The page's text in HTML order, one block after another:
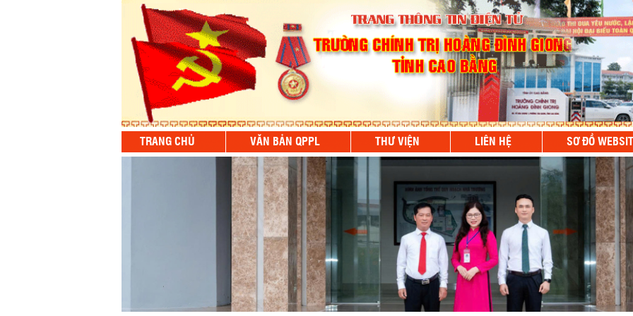
TRANG CHỦ VĂN BẢN QPPL THƯ VIỆN LIÊN HỆ SƠ ĐỒ